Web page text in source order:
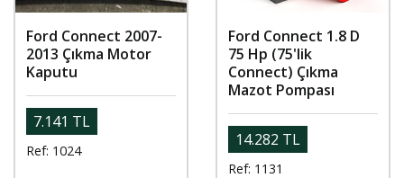
Ford Connect 2007-
2013 Çıkma Motor
Kaputu
7.141 TL
Ref: 1024
Ford Connect 1.8 D
75 Hp (75'lik
Connect) Çıkma
Mazot Pompası
14.282 TL
Ref: 1131